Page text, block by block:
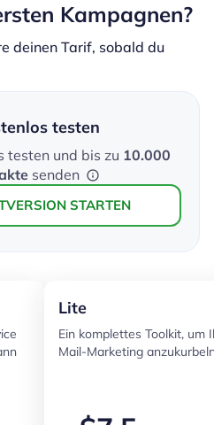
Kampagnen?
deinen Tarif, sobald du
testen
testen und bis zu 10.000
senden
STARTEN
Lite
Ein komplettes Toolkit, um
Mail-Marketing